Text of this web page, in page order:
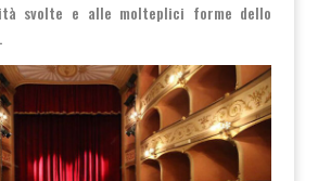
svolte e alle molteplici forme dello